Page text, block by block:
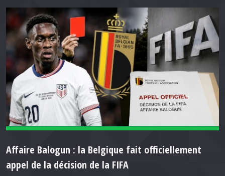
Affaire Balogun : la Belgique fait officiellement
appel de la décision de la FIFA